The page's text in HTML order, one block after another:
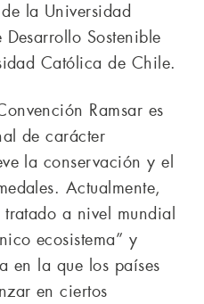
la Universidad
Sostenible
Católica de Chile.
Ramsar es
de carácter
la conservación y el
Actualmente,
a nivel mundial
ecosistema” y
en la que los países
en ciertos